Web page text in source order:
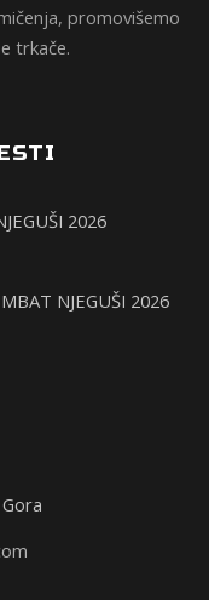
promovišemo
trkače.
2026
NJEGUŠI 2026